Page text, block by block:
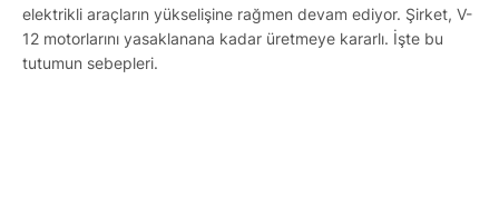
elektrikli araçların yükselişine rağmen devam ediyor. Şirket, V-
12 motorlarını yasaklanana kadar üretmeye kararlı. İşte bu
tutumun sebepleri.